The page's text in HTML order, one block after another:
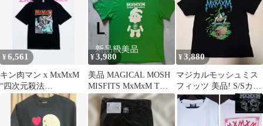
¥6,561
キン肉マン x MxMxM
“四次元殺法
SKATEBOARDS” TEE
¥3,980
美品 MAGICAL MOSH
MISFITS MxMxM Tシ
ャツ L マモミ
¥3,880
マジカルモッシュミス
フィッツ 美品! S/Sカッ
トソー サイズL